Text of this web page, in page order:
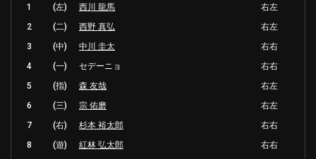
1 (左) 西川 龍馬
右左
2
(二) 西野 真弘
右左
3
(中) 中川 圭太
右右
4
(一) セデーニョ
右右
5
(指) 森 友哉
右左
6
(三) 宗 佑磨
右左
7
(右) 杉本 裕太郎
右右
8
(遊) 紅林 弘太郎
右右